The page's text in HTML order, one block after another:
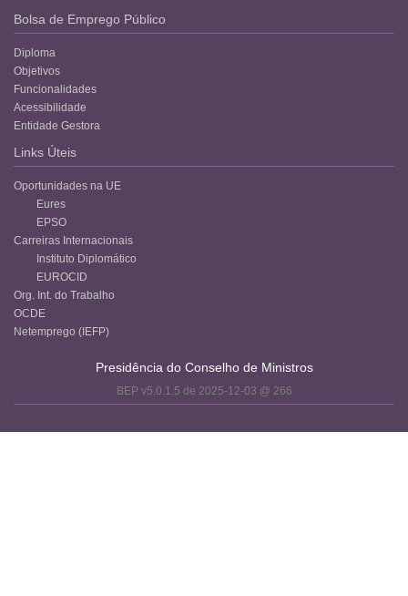
Bolsa de Emprego Público
Diploma
Objetivos
Funcionalidades
Acessibilidade
Entidade Gestora
Links Úteis
Oportunidades na UE
Eures
EPSO
Carreiras Internacionais
Instituto Diplomático
EUROCID
Org. Int. do Trabalho
OCDE
Netemprego (IEFP)
Presidência do Conselho de Ministros
BEP v5.0.1.5 de 2025-12-03 @ 266